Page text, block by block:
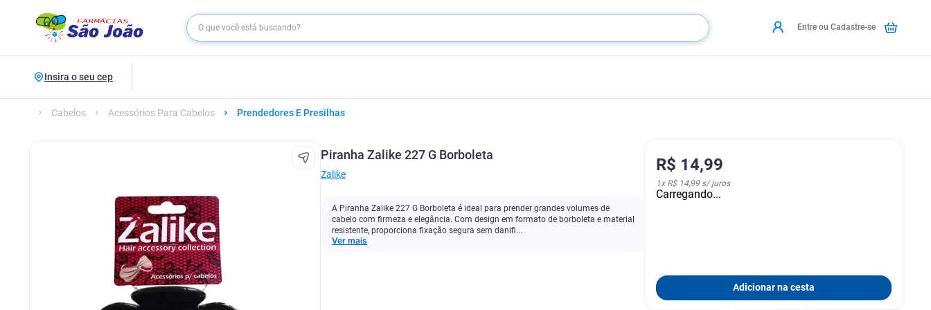
Entre ou Cadastre-se
Insira o seu cep
Cabelos Acessórios Para Cabelos Prendedores E Presilhas
Piranha Zalike 227 G Borboleta
Zalike
A Piranha Zalike 227 G Borboleta é ideal para prender grandes volumes de
cabelo com firmeza e elegância. Com design em formato de borboleta e material
resistente, proporciona fixação segura sem danifi...
Ver mais
R$ 14,99
1x R$ 14,99s/ juros
Carregando...
Adicionar na cesta